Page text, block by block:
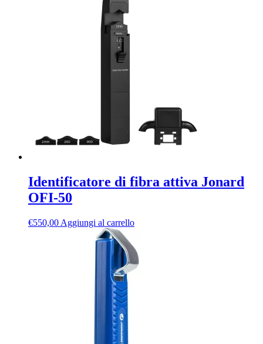
Identificatore di fibra attiva Jonard
OFI-50
€550,00 Aggiungi al carrello